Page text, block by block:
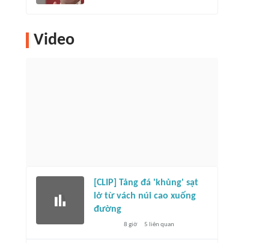
Video
[CLIP] Tảng đá 'khủng' sạt
lở từ vách núi cao xuống
đường
8 giờ 5 liên quan